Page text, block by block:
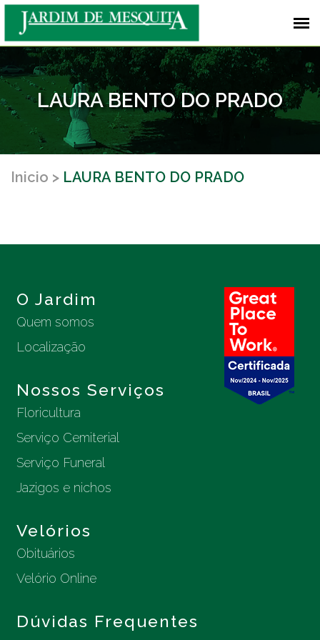
LAURA BENTO DO PRADO
Inicio LAURA BENTO DO PRADO
O Jardim
Quem somos
Localização
Nossos Serviços
Floricultura
Serviço Cemiterial
Serviço Funeral
Jazigos e nichos
Velórios
Obituários
Velório Online
Dúvidas Frequentes